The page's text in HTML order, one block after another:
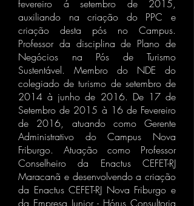
fevereiro á setembro de 2015,
auxiliando na criação do PPC e
criação desta pós no Campus.
Professor da disciplina de Plano de
Negócios na Pós de Turismo
Sustentável. Membro do NDE do
colegiado de turismo de setembro de
2014 à junho de 2016. De 17 de
Setembro de 2015 à 16 de Fevereiro
de 2016, atuando como Gerente
Administrativo do Campus Nova
Friburgo. Atuação como Professor
Conselheiro da Enactus CEFET-RJ
Maracanã e desenvolvendo a criação
da Enactus CEFET-RJ Nova Friburgo e
da Empresa Junior - Hórus Consultoria